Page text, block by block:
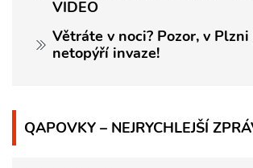
VIDEO
Větráte v noci? Pozor, v
netopýří invaze!
QAPOVKY – NEJRYCHLEJŠÍ